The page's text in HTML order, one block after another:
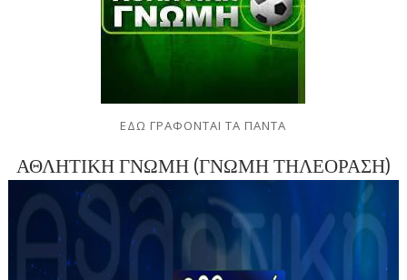
ΕΔΩ ΓΡΑΦΟΝΤΑΙ ΤΑ ΠΑΝΤΑ
ΑΘΛΗΤΙΚΗ ΓΝΩΜΗ (ΓΝΩΜΗ ΤΗΛΕΟΡΑΣΗ)